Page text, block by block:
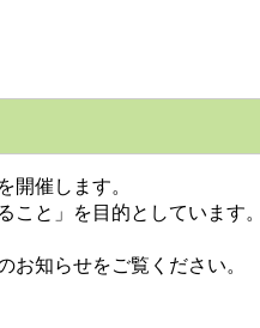
催します。
と」を目的としています。
知らせをご覧ください。